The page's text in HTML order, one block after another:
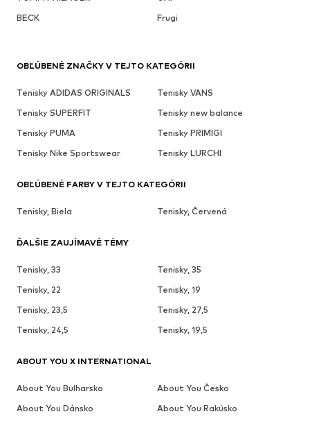
BECK
Frugi
OBĽÚBENÉ ZNAČKY V TEJTO KATEGÓRII
Tenisky ADIDAS ORIGINALS
Tenisky VANS
Tenisky SUPERFIT
Tenisky new balance
Tenisky PUMA
Tenisky PRIMIGI
Tenisky Nike Sportswear
Tenisky LURCHI
OBĽÚBENÉ FARBY V TEJTO KATEGÓRII
Tenisky, Biela Tenisky, Červená
ĎALŠIE ZAUJÍMAVÉ TÉMY
Tenisky, 33
Tenisky, 35
Tenisky, 22
Tenisky, 19
Tenisky, 23,5
Tenisky, 27,5
Tenisky, 24,5
Tenisky, 19,5
ABOUT YOU X INTERNATIONAL
About You Bulharsko
About You Česko
About You Dánsko
About You Rakúsko